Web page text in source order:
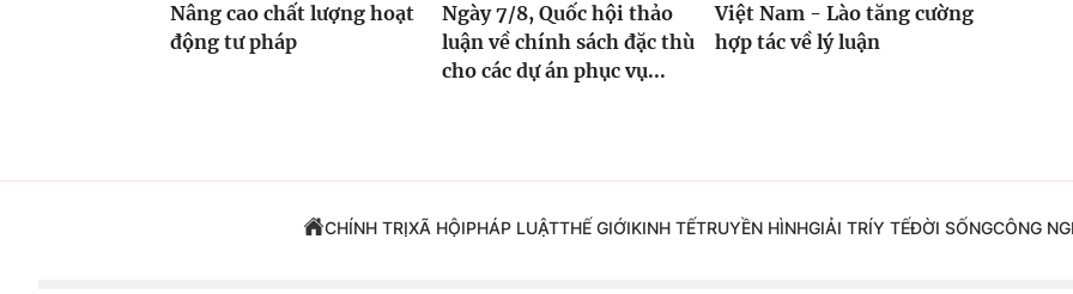
Nâng cao chất lượng hoạt
động tư pháp
Ngày 7/8, Quốc hội thảo
luận về chính sách đặc thù
cho các dự án phục vụ...
Việt Nam - Lào tăng cường
hợp tác về lý luận
CHÍNH TRỊXÃ HỘIPHÁP LUẬTTHẾ GIỚIKINH TẾTRUYỀN HÌNHGIẢI TRÍY TẾĐỜI SỐNGCÔNG